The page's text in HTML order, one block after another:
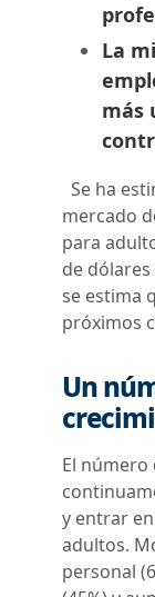
La
más
Se ha
mercado
para
de dólares
se estima
próximos
Un
El número
y entrar
adultos.
personal